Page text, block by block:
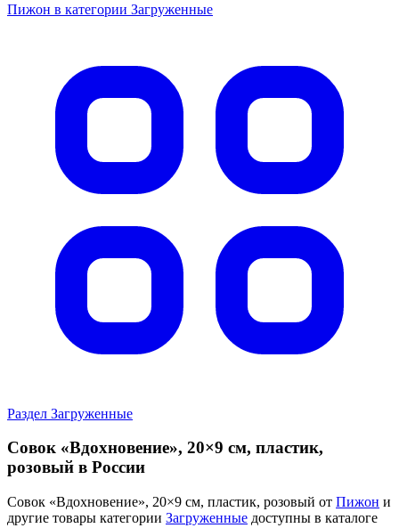
Пижон в категории Загруженные
Раздел Загруженные
Совок «Вдохновение», 20×9 см, пластик,
розовый в России
Совок «Вдохновение», 20×9 см, пластик, розовый от Пижон и
другие товары категории Загруженные доступны в каталоге